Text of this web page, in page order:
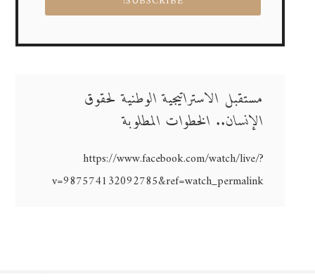
مستقبل الاستراتيجية الوطنية لحقوق
الإنسان.. الخطوات المطلوبة
https://www.facebook.com/watch/live/?
v=987574132092785&ref=watch_permalink